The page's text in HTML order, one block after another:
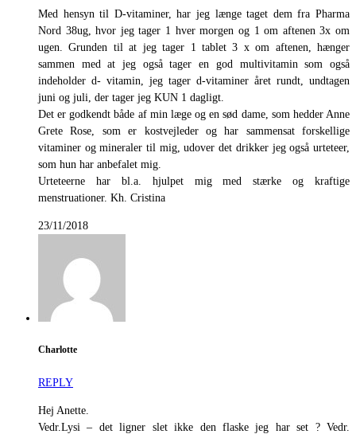
Med hensyn til D-vitaminer, har jeg længe taget dem fra Pharma
Nord 38ug, hvor jeg tager 1 hver morgen og 1 om aftenen 3x om
ugen. Grunden til at jeg tager 1 tablet 3 x om aftenen, hænger
sammen med at jeg også tager en god multivitamin som også
indeholder d- vitamin, jeg tager d-vitaminer året rundt, undtagen
juni og juli, der tager jeg KUN 1 dagligt.
Det er godkendt både af min læge og en sød dame, som hedder Anne
Grete Rose, som er kostvejleder og har sammensat forskellige
vitaminer og mineraler til mig, udover det drikker jeg også urteteer,
som hun har anbefalet mig.
Urteteerne har bl.a. hjulpet mig med stærke og kraftige
menstruationer. Kh. Cristina
23/11/2018
Charlotte
REPLY
Hej Anette.
Vedr.Lysi – det ligner slet ikke den flaske jeg har set ? Vedr.